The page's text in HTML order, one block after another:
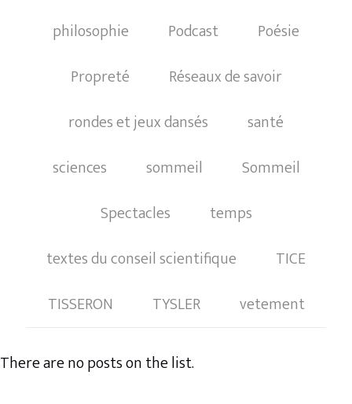
philosophie
Podcast
Poésie
Propreté
Réseaux de savoir
rondes et jeux dansés
santé
sciences
sommeil
Sommeil
Spectacles
temps
textes du conseil scientifique
TICE
TISSERON
TYSLER vetement
There are no posts on the list.